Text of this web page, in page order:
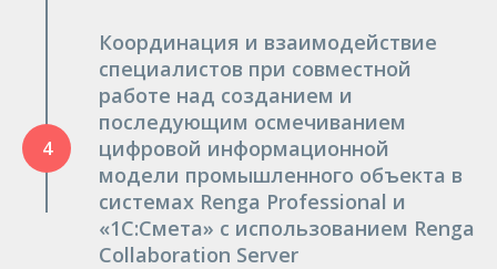
Координация и взаимодействие
специалистов при совместной
работе над созданием и
последующим осмечиванием
цифровой информационной
модели промышленного объекта в
системах Renga Professional и
«1С:Смета» с использованием Renga
Collaboration Server